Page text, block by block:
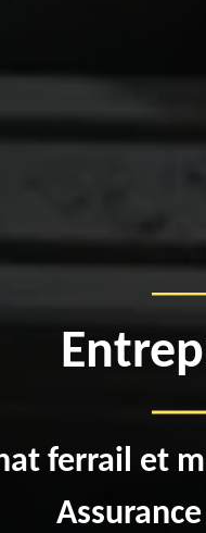
ferrail et